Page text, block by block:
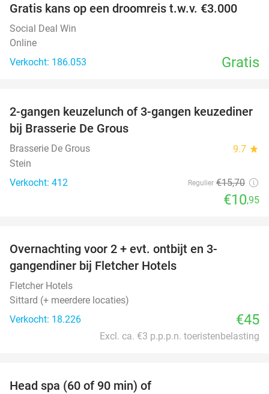
Gratis kans op een droomreis t.w.v. €3.000
Social Deal Win
Online
Verkocht: 186.053
Gratis
30%
2-gangen keuzelunch of 3-gangen keuzediner
bij Brasserie De Grous
Brasserie De Grous 9.7 star
Stein
Verkocht: 412
Regulier €15,70
€10,95
Overnachting voor 2 + evt. ontbijt en 3-
gangendiner bij Fletcher Hotels
Fletcher Hotels
Sittard (+ meerdere locaties)
Verkocht: 18.226
€45
Excl. ca. €3 p.p.p.n. toeristenbelasting
Head spa (60 of 90 min) of